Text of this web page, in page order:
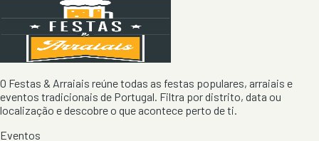
O Festas & Arraiais reúne todas as festas populares, arraiais e
eventos tradicionais de Portugal. Filtra por distrito, data ou
localização e descobre o que acontece perto de ti.
Eventos